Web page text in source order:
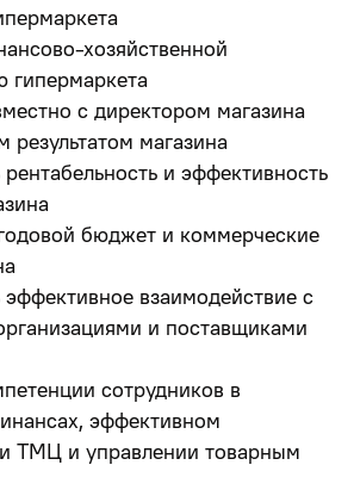
хозяйственной
гипермаркета
с директором магазина
магазина
и эффективность
бюджет и коммерческие
эффективное взаимодействие с
и поставщиками
сотрудников в
эффективном
ТМЦ и управлении товарным